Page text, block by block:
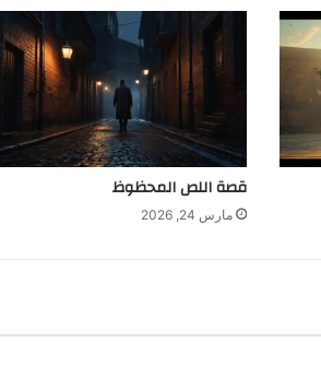
قصة اللص المحظوظ
مارس 24, 2026